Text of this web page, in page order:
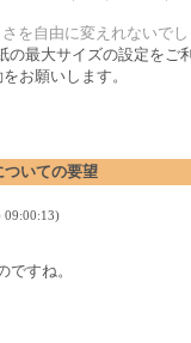
を自由に変えれないで
の最大サイズの設定をご
お願いします。
ついての要望
09:00:13)
ですね。